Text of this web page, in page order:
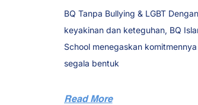
BQ Tanpa Bullying & LGBT
keyakinan dan keteguhan, BQ
School menegaskan
segala bentuk
Read More